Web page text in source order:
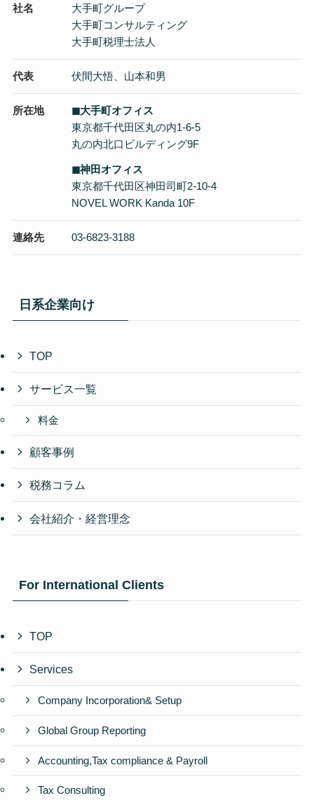
社名
大手町グループ
大手町コンサルティング
大手町税理士法人
代表 伏間大悟、山本和男
所在地
◼︎大手町オフィス
東京都千代田区丸の内1-6-5
丸の内北口ビルディング9F
◼︎神田オフィス
東京都千代田区神田司町2-10-4
NOVEL WORK Kanda 10F
連絡先 03-6823-3188
日系企業向け
TOP
サービス一覧
料金
顧客事例
税務コラム
会社紹介・経営理念
For International Clients
TOP
Services
Company Incorporation& Setup
Global Group Reporting
Accounting,Tax compliance & Payroll
Tax Consulting